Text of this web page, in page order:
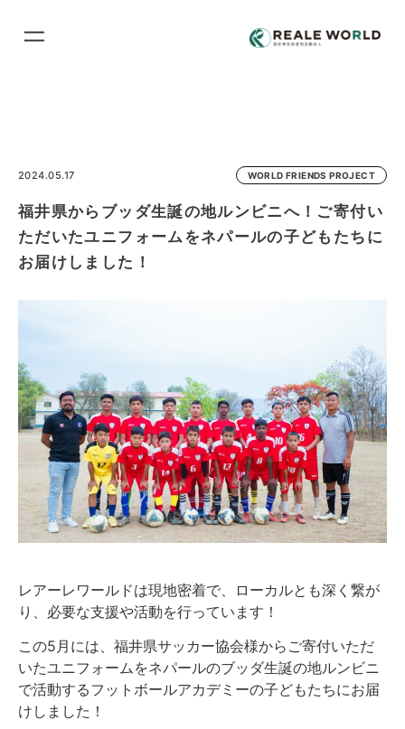
2024.05.17 WORLD FRIENDS PROJECT
福井県からブッダ生誕の地ルンビニへ！ご寄付い
ただいたユニフォームをネパールの子どもたちに
お届けしました！
レアーレワールドは現地密着で、ローカルとも深く繋が
り、必要な支援や活動を行っています！
この5月には、福井県サッカー協会様からご寄付いただ
いたユニフォームをネパールのブッダ生誕の地ルンビニ
で活動するフットボールアカデミーの子どもたちにお届
けしました！